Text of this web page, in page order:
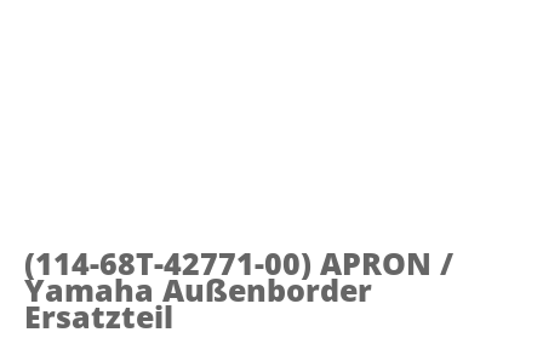
(114-68T-42771-00) APRON /
Yamaha Außenborder
Ersatzteil